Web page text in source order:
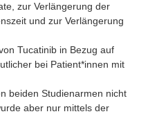
zur Verlängerung der
und zur Verlängerung
Tucatinib in Bezug auf
bei Patient*innen mit
beiden Studienarmen nicht
aber nur mittels der